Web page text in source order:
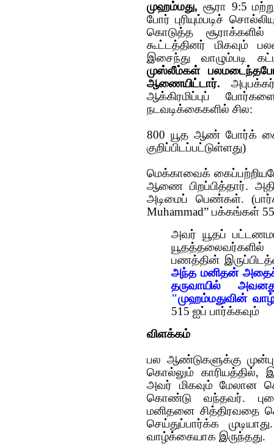
முஹம்மது, சூரா 9:5
போர் புரியும்படிச்
கொடுத்த சூராக்களில்
கூட்டத்தின‌ர் மிக‌வும்
இசைந்து வாழும்ப‌டி
முஸ்லீம்கள்
ஆணையிட்டார்.
ஆக்கிர‌மிப்புப்
ந‌ட‌வ‌டிக்கைக‌ளில் சில‌:
800 யூத‌ ஆண் போர்க்
குறிப்பிட‌ப்ப‌ட்டுள்ள‌து)
மெக்காவைக்
ஆணை பிற‌ப்பித்தார்.
அடிமைப் பெண்க‌ள்.
Muhammad” பக்கங்கள்
அவர் யூதப்
பணத்தின்
அந்த மனிதன்
தருவாயில்
"முஹம்மதுவின்
515 ஐப் பார்க்கவும்
விளக்கம்
பல ஆண்டுகளுக்கு
கொல்லும் காரியத்தில்,
அவர் மிகவும் மேலான
கொண்டு வந்தவர்.
மனிதனை சித்திரவதை
செய்துப்பார்க்க
வாழ்க்கையாக இருந்தது.